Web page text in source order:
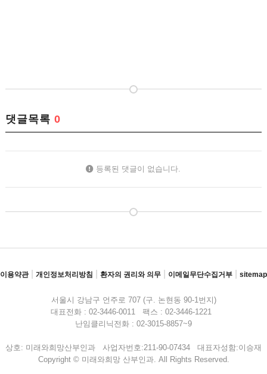
댓글목록0
등록된 댓글이 없습니다.
이용약관 개인정보처리방침 환자의 권리와 의무 이메일무단수집거부 sitemap
서울시 강남구 언주로 707 (구. 논현동 90-1번지)
대표전화 : 02-3446-0011 팩스 : 02-3446-1221
난임클리닉전화 : 02-3015-8857~9
상호: 미래와희망산부인과 사업자번호:211-90-07434 대표자성함:이승재
Copyright © 미래와희망 산부인과. All Rights Reserved.